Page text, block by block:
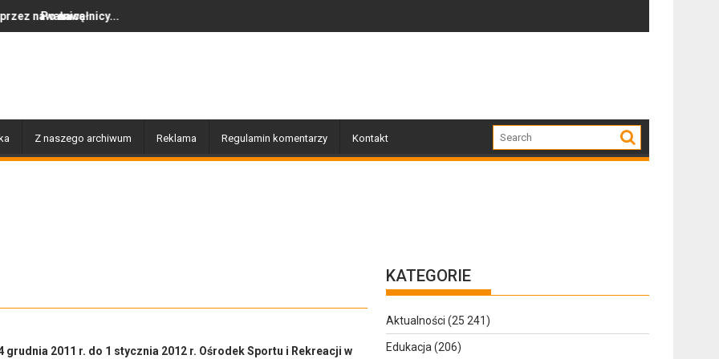
Z naszego archiwum Reklama Regulamin komentarzy Kontakt
grudnia 2011 r. do 1 stycznia 2012 r. Ośrodek Sportu i Rekreacji w
KATEGORIE
Aktualności (25 241)
Edukacja (206)